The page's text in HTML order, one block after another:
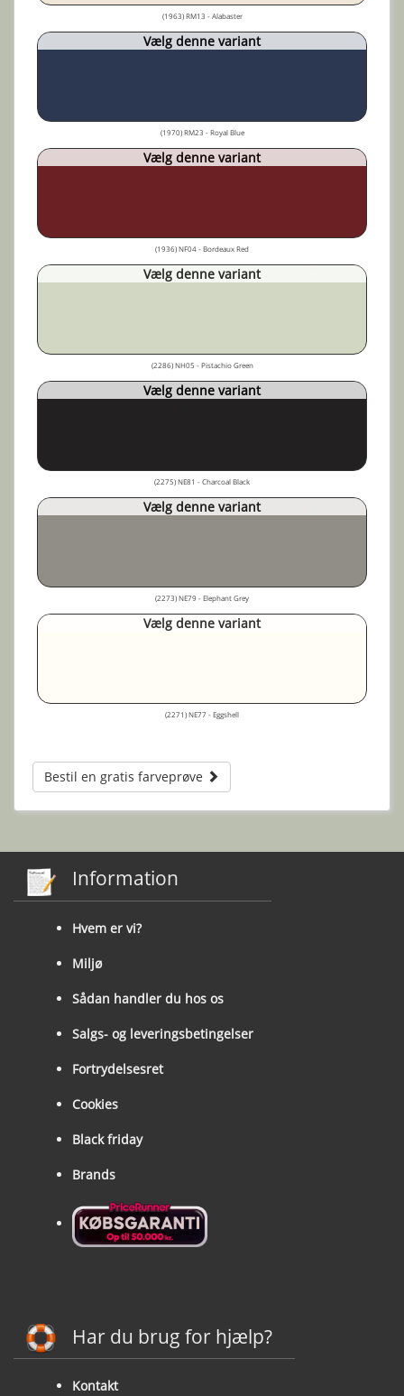
(1963) RM13 - Alabaster
Vælg denne variant
(1970) RM23 - Royal Blue
Vælg denne variant
(1936) NF04 - Bordeaux Red
Vælg denne variant
(2286) NH05 - Pistachio Green
Vælg denne variant
(2275) NE81 - Charcoal Black
Vælg denne variant
(2273) NE79 - Elephant Grey
Vælg denne variant
(2271) NE77 - Eggshell
Bestil en gratis farveprøve
Information
Hvem er vi?
Miljø
Sådan handler du hos os
Salgs- og leveringsbetingelser
Fortrydelsesret
Cookies
Black friday
Brands
Har du brug for hjælp?
Kontakt